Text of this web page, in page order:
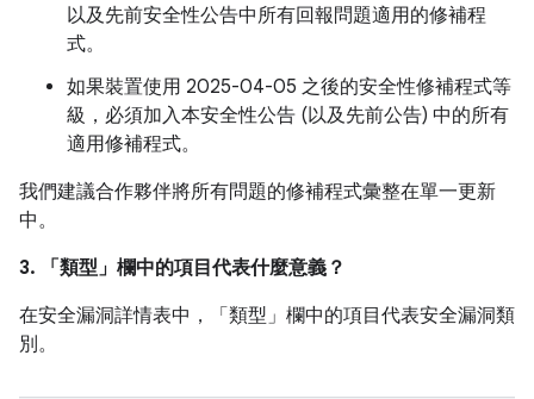
以及先前安全性公告中所有回報問題適用的修補程
式。
如果裝置使用 2025-04-05 之後的安全性修補程式等
級，必須加入本安全性公告 (以及先前公告) 中的所有
適用修補程式。
我們建議合作夥伴將所有問題的修補程式彙整在單一更新
中。
3. 「類型」 欄中的項目代表什麼意義？
在安全漏洞詳情表中，「類型」 欄中的項目代表安全漏洞類
別。